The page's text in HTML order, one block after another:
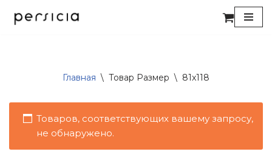
Главная \ Товар Размер \ 81x118
Товаров, соответствующих вашему запросу,
не обнаружено.